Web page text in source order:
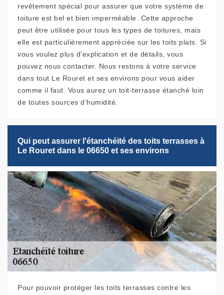
revêtement spécial pour assurer que votre système de
toiture est bel et bien imperméable. Cette approche
peut être utilisée pour tous les types de toitures, mais
elle est particulièrement appréciée sur les toits plats. Si
vous voulez plus d’explication et de détails, vous
pouvez nous contacter. Nous restons à votre service
dans tout Le Rouret et ses environs pour vous aider
comme il faut. Vous aurez un toit-terrasse étanché loin
de toutes sources d’humidité.
Qui peut assurer l'étanchéité des toits terrasses à
Le Rouret dans le 06650 et ses environs
Pour pouvoir protéger les toits terrasses contre les